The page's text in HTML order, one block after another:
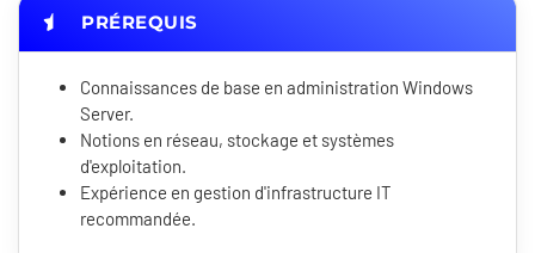
PRÉREQUIS
Connaissances de base en administration Windows
Server.
Notions en réseau, stockage et systèmes
d'exploitation.
Expérience en gestion d'infrastructure IT
recommandée.